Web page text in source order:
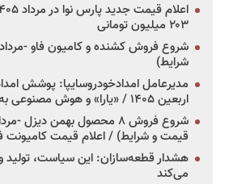
۲۰۳ میلیون تومانی
شرایط)
اربعین ۱۴۰۵ / «یارا» و هوش مصنوعی به خدمت زائران آمد
قیمت و شرایط) / اعلام قیمت کامیونت فورس ۳.۸ تن
هشدار قطعه‌سازان: این سیاست، تولید و
می‌کند